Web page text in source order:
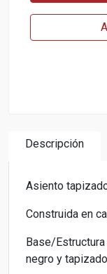
Descripción
Asiento
Construida en
Base/
negro y